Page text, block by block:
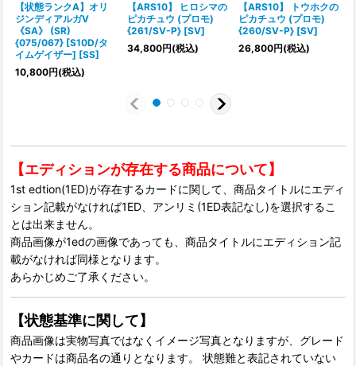
【状態ランクA】オリ
ジンディアルガV
《SA》 (SR)
{075/067} [S10D/タ
イムゲイザー] [SS]
10,800円(税込)
【ARS10】 ヒロシマの
ピカチュウ (プロモ)
{261/SV-P} [SV]
34,800円(税込)
【ARS10】 トウホクの
ピカチュウ (プロモ)
{260/SV-P} [SV]
26,800円(税込)
【エディションが存在する商品について】
1st edtion(1ED)が存在するカードに関して、商品タイトルにエディ
ション記載がなければ1ED、アンリミ(1ED表記なし)を選択するこ
とは出来ません。
商品画像が1edの画像であっても、商品タイトルにエディション記
載がなければ同様となります。
あらかじめご了承ください。
【状態基準に関して】
商品画像は実物写真ではなくイメージ写真となりますが、グレード
やカードは商品名の通りとなります。 状態難と表記されていない